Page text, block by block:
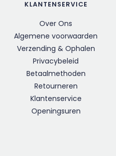
KLANTENSERVICE
Over Ons
Algemene voorwaarden
Verzending & Ophalen
Privacybeleid
Betaalmethoden
Retourneren
Klantenservice
Openingsuren